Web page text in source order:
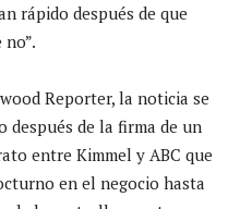
rápido después de que
Reporter, la noticia se
después de la firma de un
entre Kimmel y ABC que
en el negocio hasta